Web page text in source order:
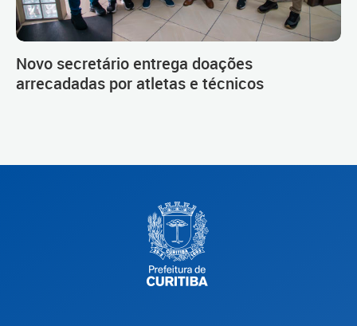
Novo secretário entrega doações
arrecadadas por atletas e técnicos